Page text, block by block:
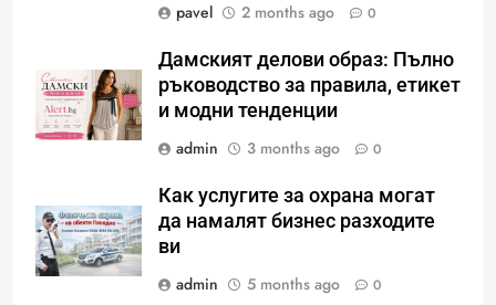
Идеи за съвременен дизайн
pavel
2 months ago 0
Дамският делови образ: Пълно
ръководство за правила, етикет
и модни тенденции
admin
3 months ago 0
Как услугите за охрана могат
да намалят бизнес разходите
ви
admin
5 months ago 0